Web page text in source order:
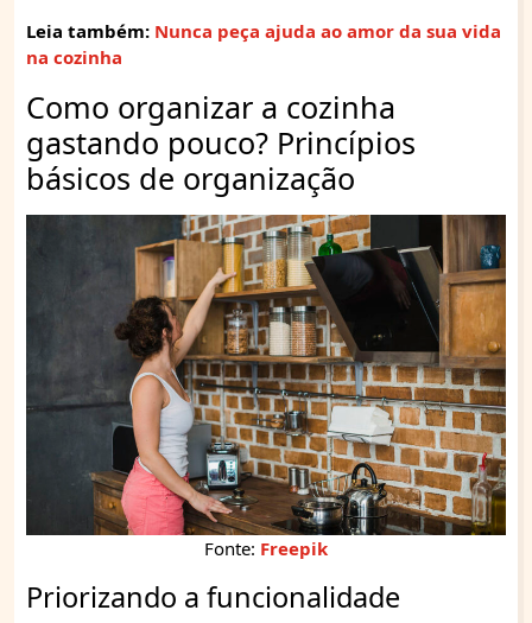
Leia também: Nunca peça ajuda ao amor da sua vida
na cozinha
Como organizar a cozinha
gastando pouco? Princípios
básicos de organização
Fonte: Freepik
Priorizando a funcionalidade